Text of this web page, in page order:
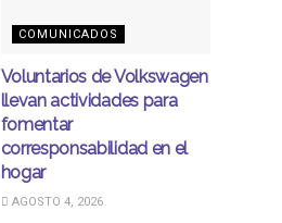
COMUNICADOS
Voluntarios de Volkswagen
llevan actividades para
fomentar
corresponsabilidad en el
hogar
AGOSTO 4, 2026